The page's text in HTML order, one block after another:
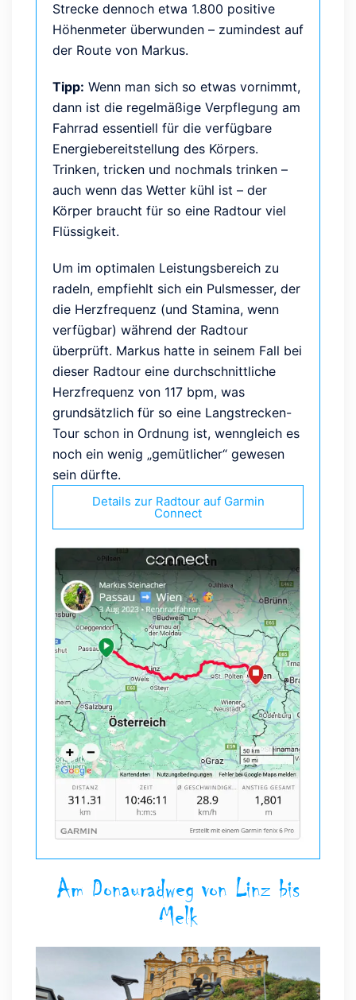
Strecke dennoch etwa 1.800 positive
Höhenmeter überwunden – zumindest auf
der Route von Markus.
Tipp: Wenn man sich so etwas vornimmt,
dann ist die regelmäßige Verpflegung am
Fahrrad essentiell für die verfügbare
Energiebereitstellung des Körpers.
Trinken, tricken und nochmals trinken –
auch wenn das Wetter kühl ist – der
Körper braucht für so eine Radtour viel
Flüssigkeit.
Um im optimalen Leistungsbereich zu
radeln, empfiehlt sich ein Pulsmesser, der
die Herzfrequenz (und Stamina, wenn
verfügbar) während der Radtour
überprüft. Markus hatte in seinem Fall bei
dieser Radtour eine durchschnittliche
Herzfrequenz von 117 bpm, was
grundsätzlich für so eine Langstrecken-
Tour schon in Ordnung ist, wenngleich es
noch ein wenig „gemütlicher“ gewesen
sein dürfte.
Details zur Radtour auf Garmin
Connect
Am Donauradweg von Linz bis
Melk